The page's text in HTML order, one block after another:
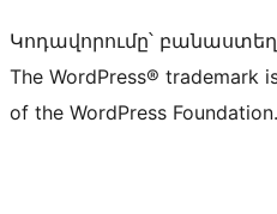
Կոդավորումը՝
The WordPress® trademark
of the WordPress Foundation.